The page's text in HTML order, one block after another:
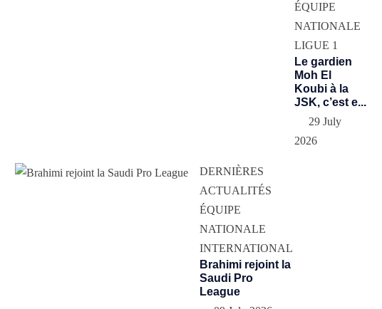
ÉQUIPE
NATIONALE
LIGUE 1
Le gardien
Moh El
Koubi à la
JSK, c’est e...
29 July
2026
DERNIÈRES
ACTUALITÉS
ÉQUIPE
NATIONALE
INTERNATIONAL
Brahimi rejoint la
Saudi Pro
League